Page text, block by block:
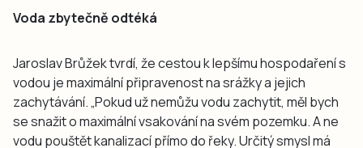
Voda zbytečně odtéká
Jaroslav Brůžek tvrdí, že cestou k lepšímu hospodaření s
vodou je maximální připravenost na srážky a jejich
zachytávání. „Pokud už nemůžu vodu zachytit, měl bych
se snažit o maximální vsakování na svém pozemku. A ne
vodu pouštět kanalizací přímo do řeky. Určitý smysl má